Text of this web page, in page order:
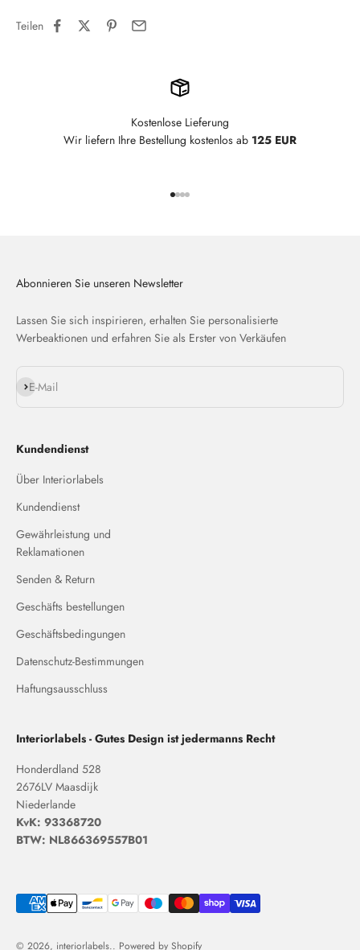
Teilen
Kostenlose Lieferung
Wir liefern Ihre Bestellung kostenlos ab 125 EUR
Abonnieren Sie unseren Newsletter
Lassen Sie sich inspirieren, erhalten Sie personalisierte
Werbeaktionen und erfahren Sie als Erster von Verkäufen
E-Mail
Abonnieren
Kundendienst
Über Interiorlabels
Kundendienst
Gewährleistung und
Reklamationen
Senden & Return
Geschäfts bestellungen
Geschäftsbedingungen
Datenschutz-Bestimmungen
Haftungsausschluss
Interiorlabels - Gutes Design ist jedermanns Recht
Honderdland 528
2676LV Maasdijk
Niederlande
KvK: 93368720
BTW: NL866369557B01
© 2026, interiorlabels.. Powered by Shopify